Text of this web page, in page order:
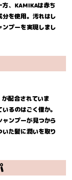
、KAMIKAは赤ち
を使用。汚れはし
プーを実現しまし
配合されていま
るのはごく僅か。
ンプーが見つから
た髪に潤いを取り